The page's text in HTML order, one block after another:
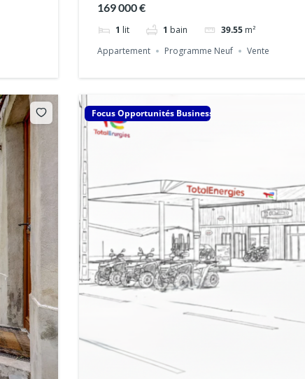
169 000 €
1 lit 1 bain 39.55 m²
Appartement
Programme Neuf Vente
Focus Opportunités Business